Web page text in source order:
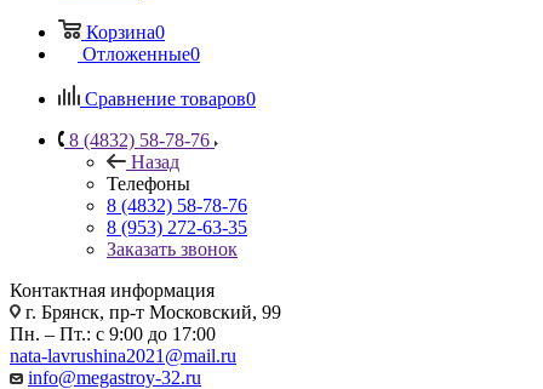
Корзина0
Отложенные0
Сравнение товаров0
8 (4832) 58-78-76
Назад
Телефоны
8 (4832) 58-78-76
8 (953) 272-63-35
Заказать звонок
Контактная информация
г. Брянск, пр-т Московский, 99
Пн. – Пт.: с 9:00 до 17:00
nata-lavrushina2021@mail.ru
info@megastroy-32.ru